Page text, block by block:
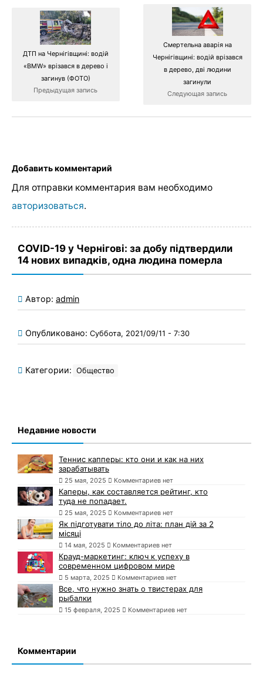
ДТП на Чернігівщині: водій
«BMW» врізався в дерево і
загинув (ФОТО)
Предыдущая запись
Смертельна аварія на
Чернігівщині: водій врізався
в дерево, дві людини
загинули
Следующая запись
Добавить комментарий
Для отправки комментария вам необходимо
авторизоваться.
COVID-19 у Чернігові: за добу підтвердили
14 нових випадків, одна людина померла
Автор: admin
Опубликовано: Суббота, 2021/09/11 - 7:30
Категории: Общество
Недавние новости
Теннис капперы: кто они и как на них
зарабатывать
25 мая, 2025 Комментариев нет
Каперы, как составляется рейтинг, кто
туда не попадает.
25 мая, 2025 Комментариев нет
Як підготувати тіло до літа: план дій за 2
місяці
14 мая, 2025 Комментариев нет
Крауд-маркетинг: ключ к успеху в
современном цифровом мире
5 марта, 2025 Комментариев нет
Все, что нужно знать о твистерах для
рыбалки
15 февраля, 2025 Комментариев нет
Комментарии